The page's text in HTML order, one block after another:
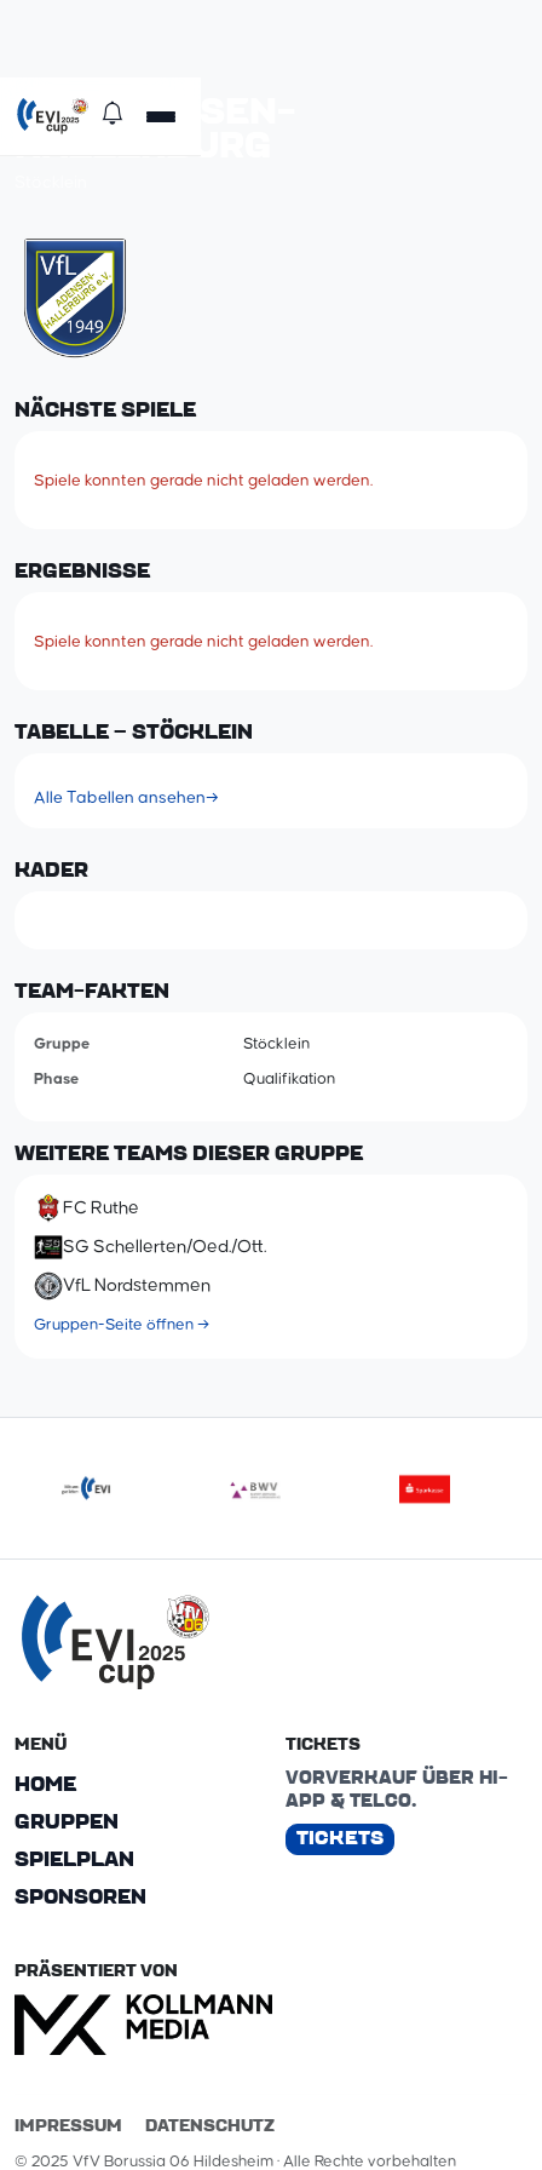
VFL ADENSEN-
NÄCHSTE SPIELE
Spiele konnten gerade nicht geladen werden.
ERGEBNISSE
Spiele konnten gerade nicht geladen werden.
TABELLE – STÖCKLEIN
Alle Tabellen ansehen→
KADER
TEAM-FAKTEN
Gruppe Stöcklein
Phase Qualifikation
WEITERE TEAMS DIESER GRUPPE
FC Ruthe
SG Schellerten/Oed./Ott.
VfL Nordstemmen
Gruppen-Seite öffnen →
MENÜ
HOME
GRUPPEN
SPIELPLAN
SPONSOREN
TICKETS
VORVERKAUF ÜBER HI-
APP & TELCO.
TICKETS
PRÄSENTIERT VON
IMPRESSUM DATENSCHUTZ
© 2025 VfV Borussia 06 Hildesheim · Alle Rechte vorbehalten